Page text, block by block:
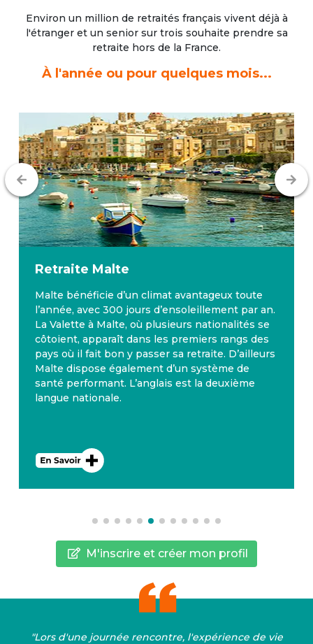
Environ un million de retraités français vivent déjà à
l'étrangeret un senior sur trois souhaite prendre sa
retraite hors de la France.
À l'année ou pour quelques mois...
Retraite Malte
Malte bénéficie d’un climat avantageux toute
l’année, avec 300 jours d’ensoleillement par an.
La Valette à Malte, où plusieurs nationalités se
côtoient, apparaît dans les premiers rangs des
pays où il fait bon y passer sa retraite. D’ailleurs
Malte dispose également d’un système de
santé performant. L’anglais est la deuxième
langue nationale.
M'inscrire et créer mon profil
"Lors d'une journée rencontre, l'expérience de vie